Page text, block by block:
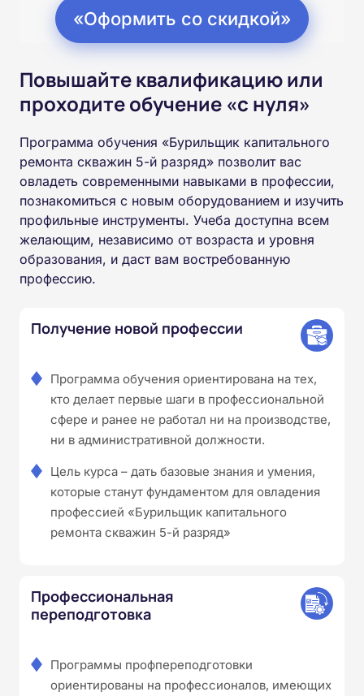
«Оформить со скидкой»
Повышайте квалификацию или
проходите обучение «с нуля»
Программа обучения «Бурильщик капитального
ремонта скважин 5-й разряд» позволит вас
овладеть современными навыками в профессии,
познакомиться с новым оборудованием и изучить
профильные инструменты. Учеба доступна всем
желающим, независимо от возраста и уровня
образования, и даст вам востребованную
профессию.
Получение новой профессии
Программа обучения ориентирована на тех,
кто делает первые шаги в профессиональной
сфере и ранее не работал ни на производстве,
ни в административной должности.
Цель курса – дать базовые знания и умения,
которые станут фундаментом для овладения
профессией «Бурильщик капитального
ремонта скважин 5-й разряд»
Профессиональная
переподготовка
Программы профпереподготовки
ориентированы на профессионалов, имеющих